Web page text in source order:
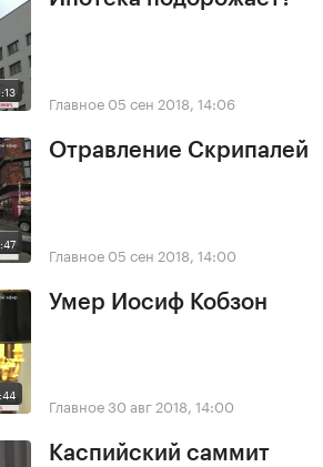
Главное 05 сен 2018, 14:06
Отравление Скрипалей
Главное 05 сен 2018, 14:00
Умер Иосиф Кобзон
Главное30 авг 2018, 14:00
Каспийский саммит